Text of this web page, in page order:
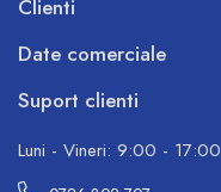
Clienti
Date comerciale
Suport clienti
Luni - Vineri: 9:00 - 17:00